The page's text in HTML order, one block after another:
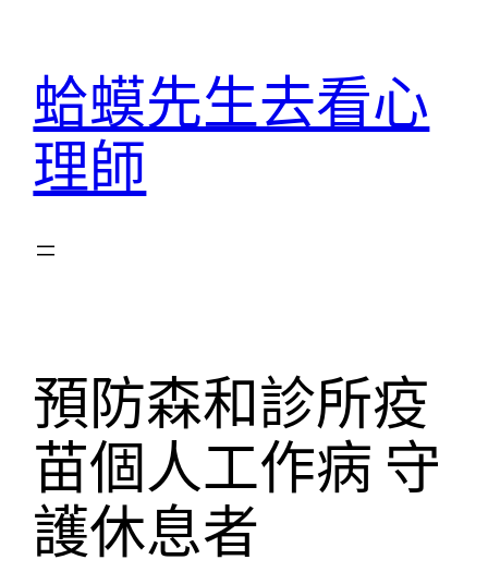
蛤蟆先生去看心
理師
預防森和診所疫
苗個人工作病 守
護休息者